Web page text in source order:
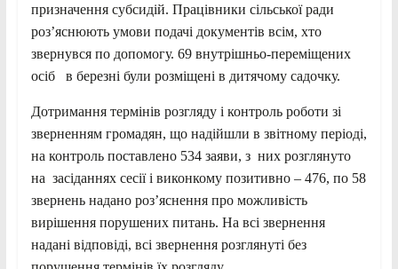
призначення субсидій. Працівники сільської ради
роз’яснюють умови подачі документів всім, хто
звернувся по допомогу. 69 внутрішньо-переміщених
осіб в березні були розміщені в дитячому садочку.
Дотримання термінів розгляду і контроль роботи зі
зверненням громадян, що надійшли в звітному періоді,
на контроль поставлено 534 заяви, з них розглянуто
на засіданнях сесії і виконкому позитивно – 476, по 58
звернень надано роз’яснення про можливість
вирішення порушених питань. На всі звернення
надані відповіді, всі звернення розглянуті без